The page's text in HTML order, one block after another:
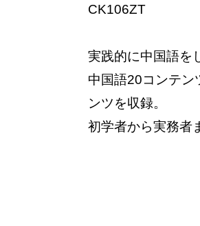
CK106ZT
実践的に中国語を
中国語20コンテン
ンツを収録。
初学者から実務者